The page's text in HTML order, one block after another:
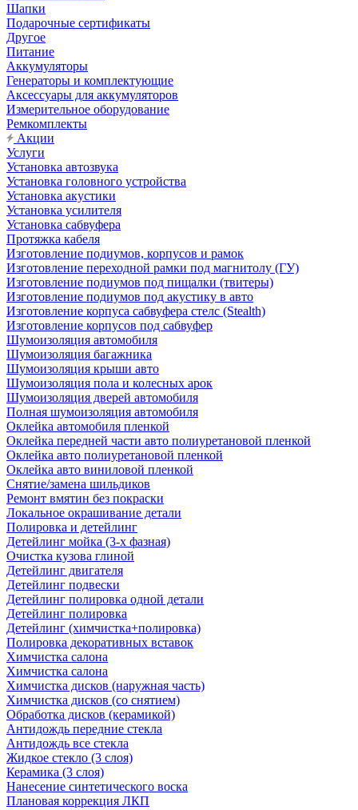
Шапки
Подарочные сертификаты
Другое
Питание
Аккумуляторы
Генераторы и комплектующие
Аксессуары для аккумуляторов
Измерительное оборудование
Ремкомплекты
Акции
Услуги
Установка автозвука
Установка головного устройства
Установка акустики
Установка усилителя
Установка сабвуфера
Протяжка кабеля
Изготовление подиумов, корпусов и рамок
Изготовление переходной рамки под магнитолу (ГУ)
Изготовление подиумов под пищалки (твитеры)
Изготовление подиумов под акустику в авто
Изготовление корпуса сабвуфера стелс (Stealth)
Изготовление корпусов под сабвуфер
Шумоизоляция автомобиля
Шумоизоляция багажника
Шумоизоляция крыши авто
Шумоизоляция пола и колесных арок
Шумоизоляция дверей автомобиля
Полная шумоизоляция автомобиля
Оклейка автомобиля пленкой
Оклейка передней части авто полиуретановой пленкой
Оклейка авто полиуретановой пленкой
Оклейка авто виниловой пленкой
Снятие/замена шильдиков
Ремонт вмятин без покраски
Локальное окрашивание детали
Полировка и детейлинг
Детейлинг мойка (3-х фазная)
Очистка кузова глиной
Детейлинг двигателя
Детейлинг подвески
Детейлинг полировка одной детали
Детейлинг полировка
Детейлинг (химчистка+полировка)
Полировка декоративных вставок
Химчистка салона
Химчистка салона
Химчистка дисков (наружная часть)
Химчистка дисков (со снятием)
Обработка дисков (керамикой)
Антидождь передние стекла
Антидождь все стекла
Жидкое стекло (3 слоя)
Керамика (3 слоя)
Нанесение синтетического воска
Плановая коррекция ЛКП